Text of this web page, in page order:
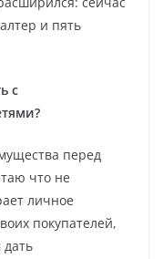
и пять
с
перед
что не
личное
покупателей,